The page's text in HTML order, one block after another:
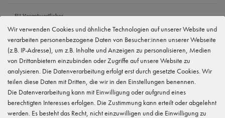
EU Verantwortlicher
Gewerbeparkring 2, 15299 Müllrose, Deutschland
service@tanzmuster.de
033606-779250
Hersteller
tanzmuster
Gewerbeparkring 2, 15299 Müllrose, Deutschland
service@tanzmuster.de
Wir verwenden Cookies und ähnliche Technologien auf unserer Website und
verarbeiten personenbezogene Daten von Besucher:innen unserer Webseite
(z.B. IP-Adresse), um z.B. Inhalte und Anzeigen zu personalisieren, Medien
von Drittanbietern einzubinden oder Zugriffe auf unsere Website zu
analysieren. Die Datenverarbeitung erfolgt erst durch gesetzte Cookies. Wir
teilen diese Daten mit Dritten, die wir in den Einstellungen benennen.
Die Datenverarbeitung kann mit Einwilligung oder aufgrund eines
berechtigten Interesses erfolgen. Die Zustimmung kann erteilt oder abgelehnt
werden. Es besteht das Recht, nicht einzuwilligen und die Einwilligung zu